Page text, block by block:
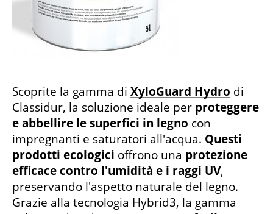
Scoprite la gamma di XyloGuard Hydro di
Classidur, la soluzione ideale per proteggere
e abbellire le superfici in legno con
impregnanti e saturatori all'acqua. Questi
prodotti ecologici offrono una protezione
efficace contro l'umidità e i raggi UV,
preservando l'aspetto naturale del legno.
Grazie alla tecnologia Hybrid3, la gamma